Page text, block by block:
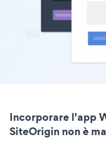
Incorporare l'app
SiteOrigin non è